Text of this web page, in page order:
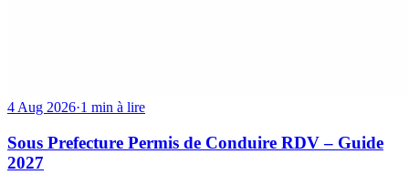
4 Aug 2026·1 min à lire
Sous Prefecture Permis de Conduire RDV – Guide
2027